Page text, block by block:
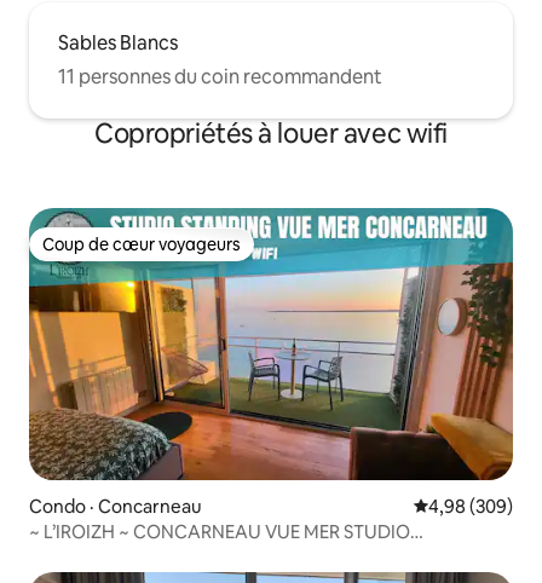
Sables Blancs
11 personnes du coin recommandent
Copropriétés à louer avec wifi
Coup de cœur voyageurs
Coup de cœur voyageurs
Condo · Concarneau Note
4,98 (309)
~ L’IROIZH ~ CONCARNEAU VUE MER STUDIO